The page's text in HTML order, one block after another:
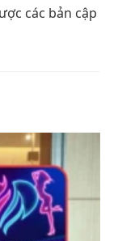
các bản cập